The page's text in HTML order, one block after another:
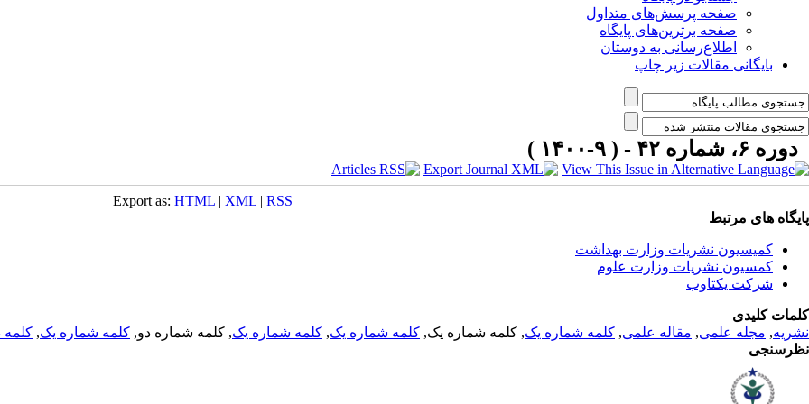
صفحه پرسش‌های متداول
صفحه برترین‌های پایگاه
اطلاع‌رسانی به دوستان
بایگانی مقالات زیر چاپ
دوره ۶، شماره ۴۲ - ( ۹-۱۴۰۰ )
Export as: HTML| XML| RSS
پایگاه های مرتبط
کمیسیون نشریات وزارت بهداشت
کمسیون نشریات وزارت علوم
شرکت یکتاوب
کلمات کلیدی
نشریه, مجله علمی, مقاله علمی, کلمه شماره یک, کلمه شماره یک, کلمه شماره یک, کلمه شماره یک, کلمه شماره دو, کلمه شماره یک, کلمه
نظرسنجی